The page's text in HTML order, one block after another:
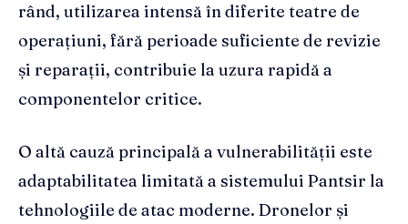
rând, utilizarea intensă în diferite teatre de
operațiuni, fără perioade suficiente de revizie
și reparații, contribuie la uzura rapidă a
componentelor critice.
O altă cauză principală a vulnerabilității este
adaptabilitatea limitată a sistemului Pantsir la
tehnologiile de atac moderne. Dronelor și